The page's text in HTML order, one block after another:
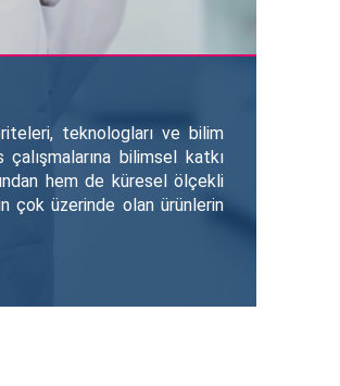
teknologları ve bilim
bilimsel katkı
hem de küresel ölçekli
çok üzerinde olan ürünlerin